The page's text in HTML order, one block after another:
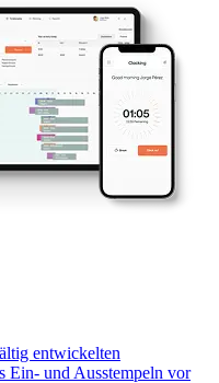
entwickelten
Ein- und Ausstempeln vor